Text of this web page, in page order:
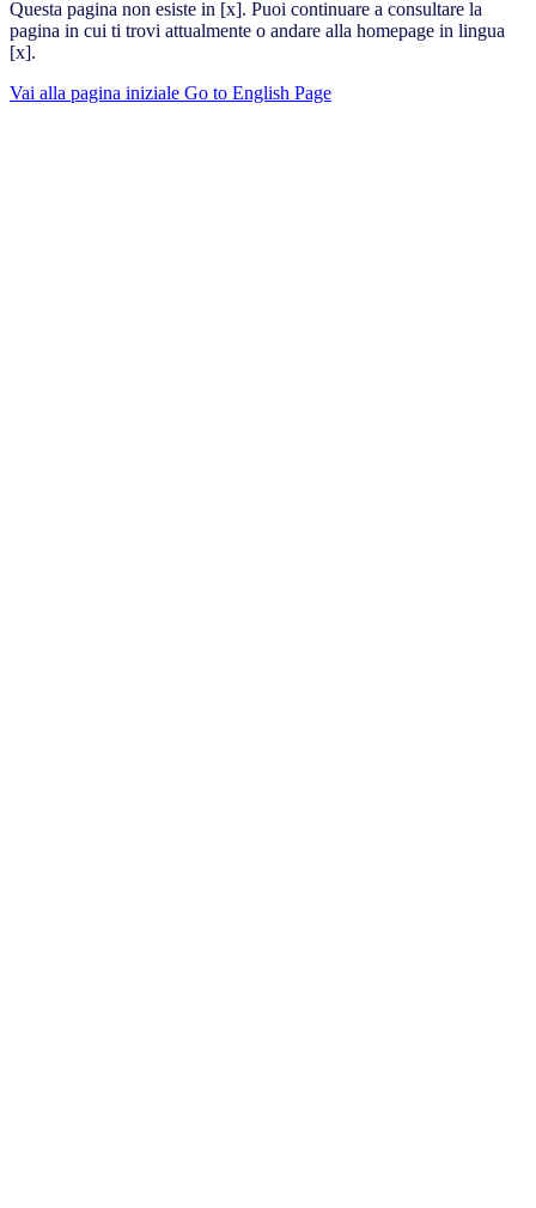
Questa pagina non esiste in [x]. Puoi continuare a consultare la
pagina in cui ti trovi attualmente o andare alla homepage in lingua
[x].
Vai alla pagina iniziale Go to English Page